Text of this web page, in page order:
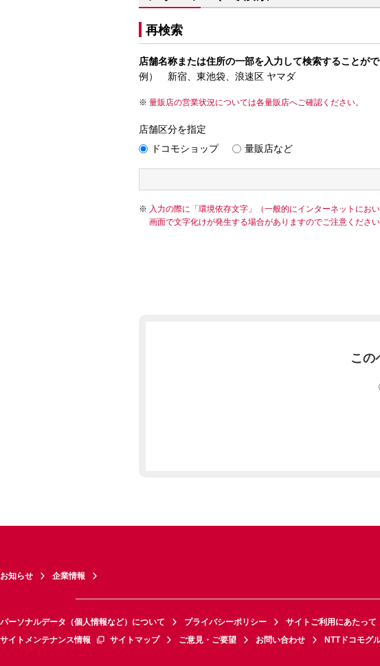
再検索
店舗名称または住所の一部を入力して検索することがで
例） 新宿、東池袋、浪速区 ヤマダ
量販店の営業状況については各量販店へご確認ください。
店舗区分を指定
ドコモショップ
量販店など
入力の際に「環境依存文字」（一般的にインターネットにお
画面で文字化けが発生する場合がありますのでご注意ください
この
お知らせ 企業情報
パーソナルデータ（個人情報など）について プライバシーポリシー サイトご利用にあたって
サイトメンテナンス情報
サイトマップ ご意見・ご要望 お問い合わせ NTTドコモグ